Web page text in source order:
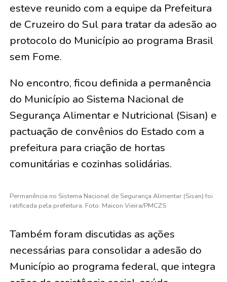
esteve reunido com a equipe da Prefeitura
de Cruzeiro do Sul para tratar da adesão ao
protocolo do Município ao programa Brasil
sem Fome.
No encontro, ficou definida a permanência
do Município ao Sistema Nacional de
Segurança Alimentar e Nutricional (Sisan) e
pactuação de convênios do Estado com a
prefeitura para criação de hortas
comunitárias e cozinhas solidárias.
Permanência no Sistema Nacional de Segurança Alimentar (Sisan) foi
ratificada pela prefeitura. Foto: Maicon Vieira/PMCZS
Também foram discutidas as ações
necessárias para consolidar a adesão do
Município ao programa federal, que integra